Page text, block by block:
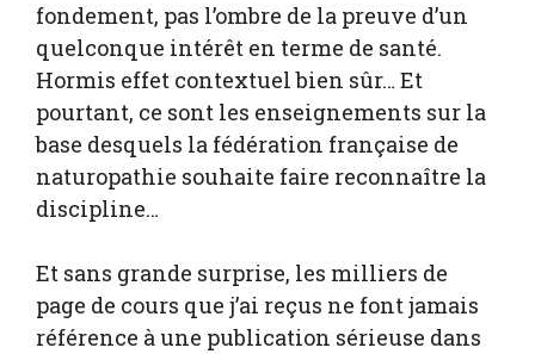
fondement, pas l’ombre de la preuve d’un
quelconque intérêt en terme de santé.
Hormis effet contextuel bien sûr… Et
pourtant, ce sont les enseignements sur la
base desquels la fédération française de
naturopathie souhaite faire reconnaître la
discipline…
Et sans grande surprise, les milliers de
page de cours que j’ai reçus ne font jamais
référence à une publication sérieuse dans